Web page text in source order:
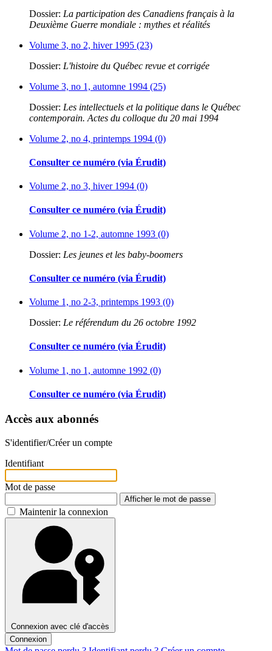
Dossier: La participation des Canadiens français à la
Deuxième Guerre mondiale : mythes et réalités
Volume 3, no 2, hiver 1995 (23)
Dossier: L'histoire du Québec revue et corrigée
Volume 3, no 1, automne 1994 (25)
Dossier: Les intellectuels et la politique dans le Québec
contemporain. Actes du colloque du 20 mai 1994
Volume 2, no 4, printemps 1994 (0)
Consulter ce numéro (via Érudit)
Volume 2, no 3, hiver 1994 (0)
Consulter ce numéro (via Érudit)
Volume 2, no 1-2, automne 1993 (0)
Dossier: Les jeunes et les baby-boomers
Consulter ce numéro (via Érudit)
Volume 1, no 2-3, printemps 1993 (0)
Dossier: Le référendum du 26 octobre 1992
Consulter ce numéro (via Érudit)
Volume 1, no 1, automne 1992 (0)
Consulter ce numéro (via Érudit)
Accès aux abonnés
S'identifier/Créer un compte
Identifiant
Mot de passe
Afficher le mot de passe
Maintenir la connexion
Connexion avec clé d'accès
Connexion